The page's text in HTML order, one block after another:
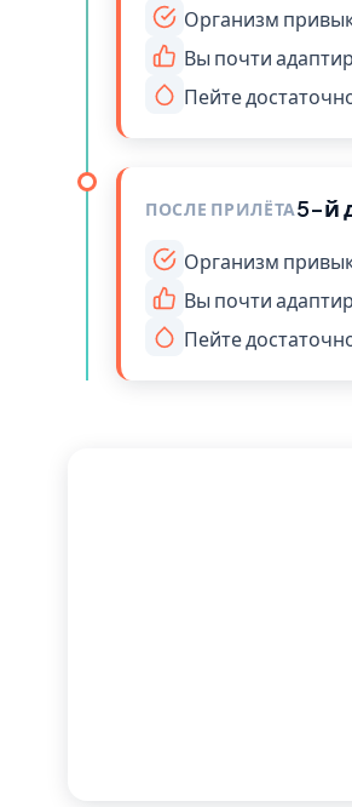
Организм
Вы почти
Пейте
ПОСЛЕ ПРИЛЁТА5-й
Организм
Вы почти
Пейте